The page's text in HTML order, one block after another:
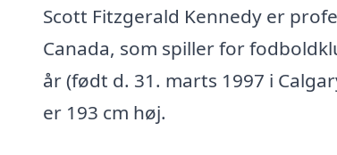
Scott Fitzgerald Kennedy er
Canada, som spiller for
år (født d. 31. marts 1997 i
er 193 cm høj.